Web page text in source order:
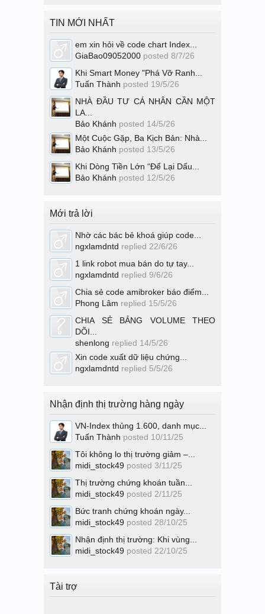
TIN MỚI NHẤT
em xin hỏi về code chart Index...
GiaBao09052000 posted 8/7/26
Khi Smart Money "Phá Vỡ Ranh...
Tuấn Thành posted 19/5/26
NHÀ ĐẦU TƯ CÁ NHÂN CẦN MỘT
LA...
Bảo Khánh posted 14/5/26
Một Cuộc Gặp, Ba Kịch Bản: Nhà...
Bảo Khánh posted 13/5/26
Khi Dòng Tiền Lớn “Để Lại Dấu...
Bảo Khánh posted 12/5/26
Mới trả lời
Nhờ các bác bẻ khoá giúp code...
ngxlamdntd replied 22/6/26
1 link robot mua bán do tự tay...
ngxlamdntd replied 9/6/26
Chia sẻ code amibroker báo điểm...
Phong Lâm replied 15/5/26
CHIA SẺ BẢNG VOLUME THEO
DÕI...
shenlong replied 14/5/26
Xin code xuất dữ liệu chứng...
ngxlamdntd replied 5/5/26
Nhận định thị trường hàng ngày
VN-Index thủng 1.600, danh mục...
Tuấn Thành posted 10/11/25
Tôi không lo thị trường giảm –...
midi_stock49 posted 3/11/25
Thị trường chứng khoán tuần...
midi_stock49 posted 2/11/25
Bức tranh chứng khoán ngày...
midi_stock49 posted 28/10/25
Nhận định thị trường: Khi vùng...
midi_stock49 posted 22/10/25
Tài trợ